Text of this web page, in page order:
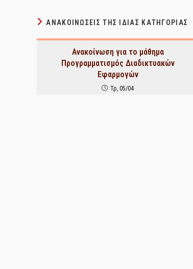
ΑΝΑΚΟΙΝΏΣΕΙΣ ΤΗΣ ΊΔΙΑΣ ΚΑΤΗΓΟΡΊΑΣ
Ανακοίνωση για το μάθημα
Προγραμματισμός Διαδικτυακών
Εφαρμογών
Τρ, 05/04